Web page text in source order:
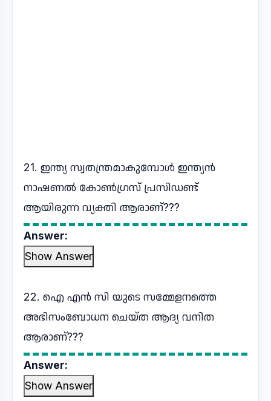
21. ഇന്ത്യ സ്വതന്ത്രമാകുമ്പോൾ ഇന്ത്യൻ
നാഷണൽ കോൺഗ്രസ് പ്രസിഡണ്ട്
ആയിരുന്ന വ്യക്തി ആരാണ്???
Answer:
Show Answer
22. ഐ എൻ സി യുടെ സമ്മേളനത്തെ
അഭിസംബോധന ചെയ്ത ആദ്യ വനിത
ആരാണ്???
Answer:
Show Answer